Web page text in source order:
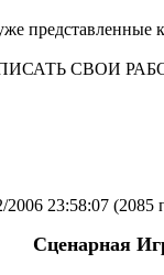
представленные
СВОИ
2006 23:58:07 (2085
Сценарная